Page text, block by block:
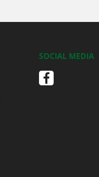
SOCIAL MEDIA